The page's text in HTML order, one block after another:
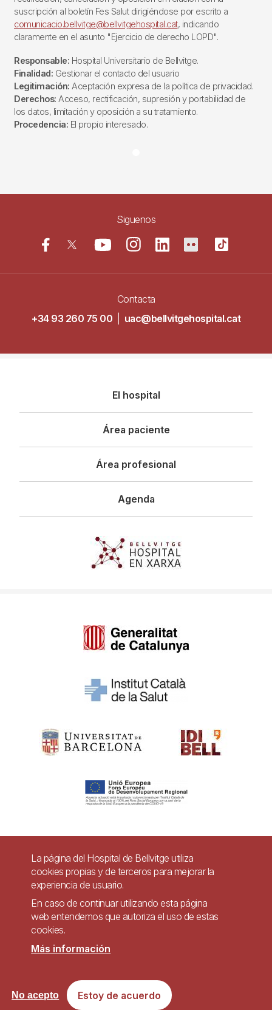
suscripción al boletín Fes Salut dirigiéndose por escrito a
comunicacio.bellvitge@bellvitgehospital.cat, indicando
claramente en el asunto "Ejercicio de derecho LOPD".
Responsable: Hospital Universitario de Bellvitge.
Finalidad: Gestionar el contacto del usuario
Legitimación: Aceptación expresa de la política de privacidad.
Derechos: Acceso, rectificación, supresión y portabilidad de
los datos, limitación y oposición a su tratamiento.
Procedencia: El propio interesado.
Siguenos
Contacta
+34 93 260 75 00
uac@bellvitgehospital.cat
principal
El hospital
Área paciente
Área profesional
Agenda
Pie
página
Contacto
Accesibilidad
Política de Privacidad de Sistemas de Videovigilancia
Sitio web accesible de conformidad con el Real Decreto 1112/2018, de 7 de
septiembre, sobre accesibilidad de los sitios web y aplicaciones para
dispositivos móviles del sector público.
La página del Hospital de Bellvitge utiliza
cookies propias y de terceros para mejorar la
experiencia de usuario.
En caso de continuar utilizando esta página
web entendemos que autoriza el uso de estas
cookies.
Más información
Estoy de acuerdo
No acepto